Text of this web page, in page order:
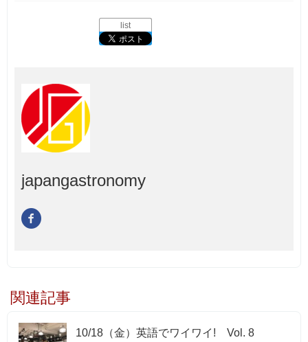
list
japangastronomy
関連記事
10/18（金）英語でワイワイ! Vol. 8